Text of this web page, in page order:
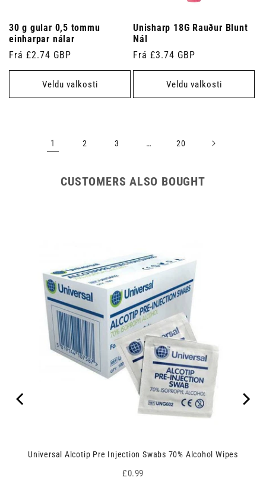
30 g gular 0,5 tommu
einharpar nálar
Venjulegt
verð
Frá £2.74 GBP
Veldu valkosti
Unisharp 18G Rauður Blunt
Nál
Venjulegt
verð
Frá £3.74 GBP
Veldu valkosti
1 2 3 … 20
CUSTOMERS ALSO BOUGHT
Universal Alcotip Pre Injection Swabs 70% Alcohol Wipes
Price
£0.99